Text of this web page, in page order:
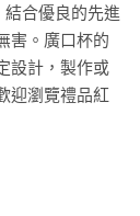
合優良的先進
害。廣口杯的
設計，製作或
迎瀏覽禮品紅